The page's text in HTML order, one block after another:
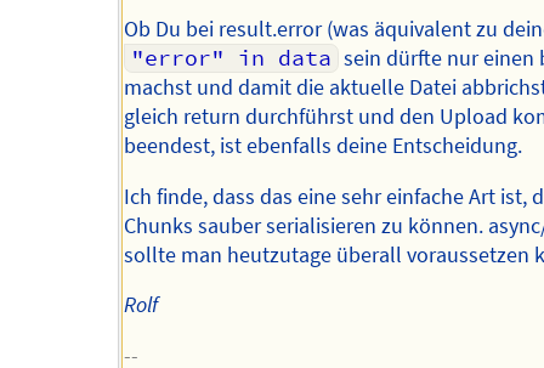
Ob Du bei result.error (was äquivalent zu
"error" in data sein dürfte nur einen
machst und damit die aktuelle Datei
gleich return durchführst und den Upload
beendest, ist ebenfalls deine Entscheidung.
Ich finde, dass das eine sehr einfache Art ist,
Chunks sauber serialisieren zu können.
sollte man heutzutage überall voraussetzen
Rolf
--